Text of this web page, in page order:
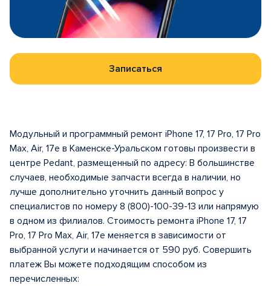
Записаться
Модульный и программный ремонт iPhone 17, 17 Pro, 17 Pro
Max, Air, 17e в Каменске-Уральском готовы произвести в
центрe Pedant, размещенный по адресу: В большинстве
случаев, необходимые запчасти всегда в наличии, но
лучше дополнительно уточнить данный вопрос у
специалистов по номеру 8 (800)-100-39-13 или напрямую
в одном из филиалов. Стоимость ремонта iPhone 17, 17
Pro, 17 Pro Max, Air, 17e меняется в зависимости от
выбранной услуги и начинается от 590 руб. Совершить
платеж Вы можете подходящим способом из
перечисленных: